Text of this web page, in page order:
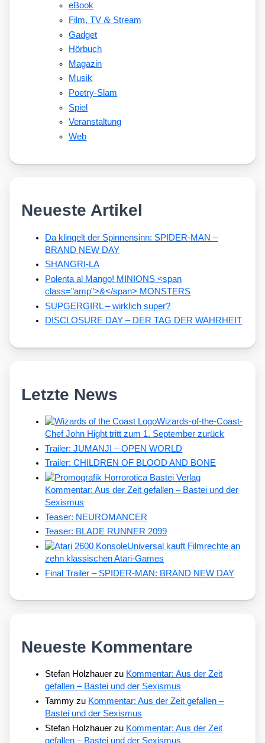
eBook
Film, TV&Stream
Gadget
Hörbuch
Magazin
Musik
Poetry-Slam
Spiel
Veranstaltung
Web
Neueste Artikel
Da klingelt der Spinnensinn: SPIDER-MAN –
BRAND NEW DAY
SHANGRI-LA
Polenta al Mango! MINIONS <span
class="amp">&</span> MONSTERS
SUPGERGIRL – wirklich super?
DISCLOSURE DAY – DER TAG DER WAHRHEIT
Letzte News
Wizards-of-the-Coast-
Chef John Hight tritt zum 1. September zurück
Trailer: JUMANJI – OPEN WORLD
Trailer: CHILDREN OF BLOOD AND BONE
Kommentar: Aus der Zeit gefallen – Bastei und der
Sexismus
Teaser: NEUROMANCER
Teaser: BLADE RUNNER 2099
Universal kauft Filmrechte an
zehn klassischen Atari-Games
Final Trailer – SPIDER-MAN: BRAND NEW DAY
Neueste Kommentare
Stefan Holzhauer zu Kommentar: Aus der Zeit
gefallen – Bastei und der Sexismus
Tammy zu Kommentar: Aus der Zeit gefallen –
Bastei und der Sexismus
Stefan Holzhauer zu Kommentar: Aus der Zeit
gefallen – Bastei und der Sexismus